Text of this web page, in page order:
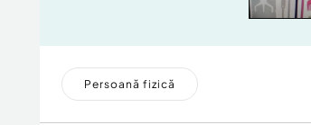
Persoană fizică